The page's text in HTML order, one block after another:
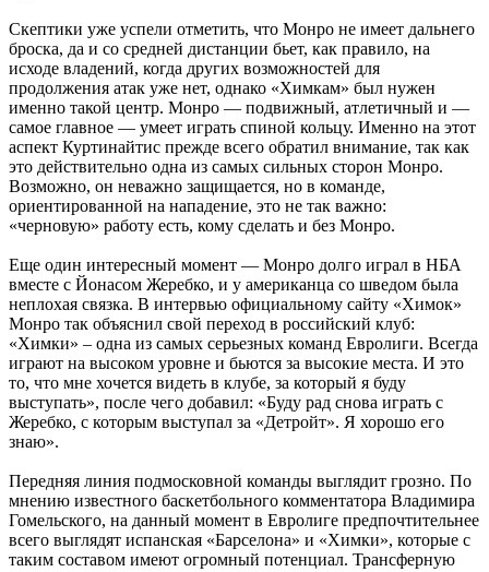
Скептики уже успели отметить, что Монро не имеет дальнего
броска, да и со средней дистанции бьет, как правило, на
исходе владений, когда других возможностей для
продолжения атак уже нет, однако «Химкам» был нужен
именно такой центр. Монро — подвижный, атлетичный и —
самое главное — умеет играть спиной кольцу. Именно на этот
аспект Куртинайтис прежде всего обратил внимание, так как
это действительно одна из самых сильных сторон Монро.
Возможно, он неважно защищается, но в команде,
ориентированной на нападение, это не так важно:
«черновую» работу есть, кому сделать и без Монро.
Еще один интересный момент — Монро долго играл в НБА
вместе с Йонасом Жеребко, и у американца со шведом была
неплохая связка. В интервью официальному сайту «Химок»
Монро так объяснил свой переход в российский клуб:
«Химки» – одна из самых серьезных команд Евролиги. Всегда
играют на высоком уровне и бьются за высокие места. И это
то, что мне хочется видеть в клубе, за который я буду
выступать», после чего добавил: «Буду рад снова играть с
Жеребко, с которым выступал за «Детройт». Я хорошо его
знаю».
Передняя линия подмосковной команды выглядит грозно. По
мнению известного баскетбольного комментатора Владимира
Гомельского, на данный момент в Евролиге предпочтительнее
всего выглядят испанская «Барселона» и «Химки», которые с
таким составом имеют огромный потенциал. Трансферную